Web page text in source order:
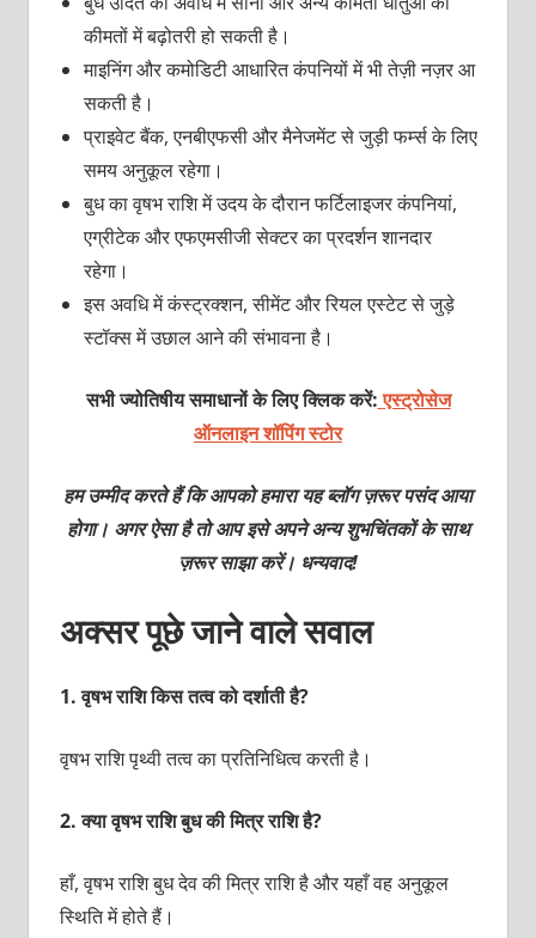
कीमतों में बढ़ोतरी हो सकती है।
माइनिंग और कमोडिटी आधारित कंपनियों में भी तेज़ी नज़र आ
सकती है।
प्राइवेट बैंक, एनबीएफसी और मैनेजमेंट से जुड़ी फर्म्स के लिए
समय अनुकूल रहेगा।
बुध का वृषभ राशि में उदय के दौरान फर्टिलाइजर कंपनियां,
एग्रीटेक और एफएमसीजी सेक्टर का प्रदर्शन शानदार
रहेगा।
इस अवधि में कंस्ट्रक्शन, सीमेंट और रियल एस्टेट से जुड़े
स्टॉक्स में उछाल आने की संभावना है।
सभी ज्योतिषीय समाधानों के लिए क्लिक करें: एस्ट्रोसेज
ऑनलाइन शॉपिंग स्टोर
हम उम्मीद करते हैं कि आपको हमारा यह ब्लॉग ज़रूर पसंद आया
होगा। अगर ऐसा है तो आप इसे अपने अन्य शुभचिंतकों के साथ
ज़रूर साझा करें। धन्यवाद!
अक्सर पूछे जाने वाले सवाल
1.वृषभ राशि किस तत्व को दर्शाती है?
वृषभ राशि पृथ्वी तत्व का प्रतिनिधित्व करती है।
2.क्या वृषभ राशि बुध की मित्र राशि है?
हाँ, वृषभ राशि बुध देव की मित्र राशि है और यहाँ वह अनुकूल
स्थिति में होते हैं।